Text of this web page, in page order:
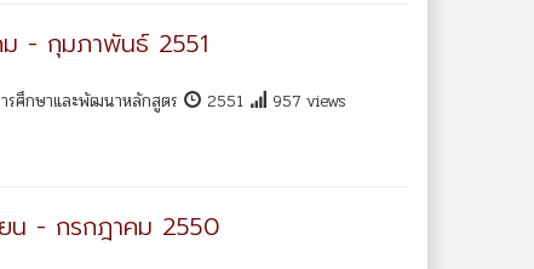
- กุมภาพันธ์ 2551
ศึกษาและพัฒนาหลักสูตร 2551
957 views
น - กรกฎาคม 2550